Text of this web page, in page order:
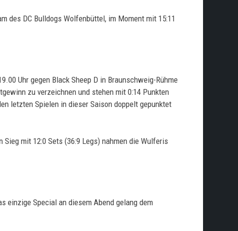
des DC Bulldogs Wolfenbüttel, im Moment mit 15:11
Uhr gegen Black Sheep D in Braunschweig-Rühme
zu verzeichnen und stehen mit 0:14 Punkten
letzten Spielen in dieser Saison doppelt gepunktet
mit 12:0 Sets (36:9 Legs) nahmen die Wulferis
einzige Special an diesem Abend gelang dem